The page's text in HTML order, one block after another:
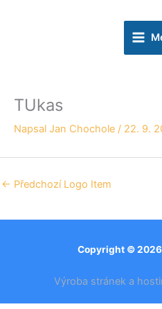
TUkas
Napsal Jan Chochole / 22. 9.
← Předchozí Logo Item
Copyright © 2026
Výroba stránek a